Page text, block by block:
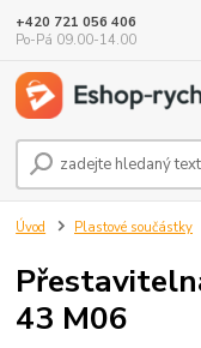
+420 721 056 406
Po-Pá 09.00-14.00
Úvod Plastové součástky
43 M06